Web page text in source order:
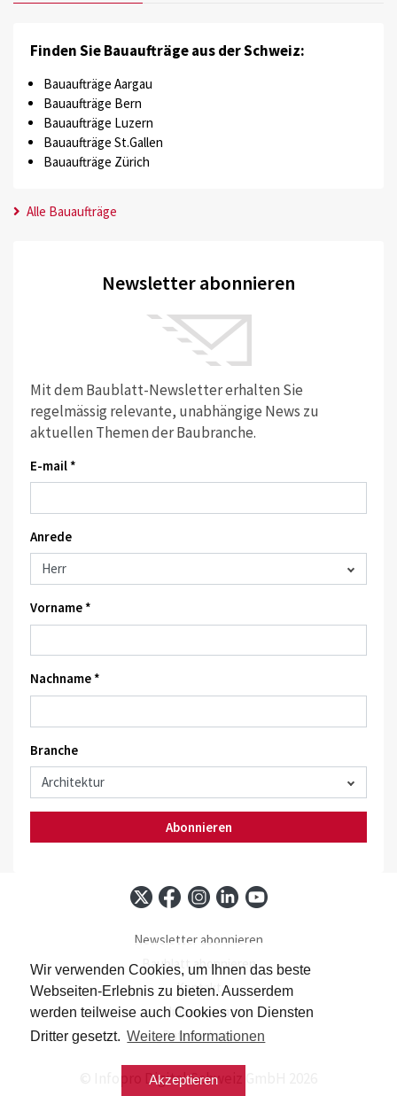
Wir verwenden Cookies, um Ihnen das beste
Webseiten-Erlebnis zu bieten. Ausserdem
werden teilweise auch Cookies von Diensten
Dritter gesetzt. Weitere Informationen
Akzeptieren
Finden Sie Bauaufträge aus der Schweiz:
Bauaufträge Aargau
Bauaufträge Bern
Bauaufträge Luzern
Bauaufträge St.Gallen
Bauaufträge Zürich
Alle Bauaufträge
Newsletter abonnieren
Mit dem Baublatt-Newsletter erhalten Sie
regelmässig relevante, unabhängige News zu
aktuellen Themen der Baubranche.
E-mail *
Anrede
Vorname *
Nachname *
Branche
Abonnieren
Newsletter abonnieren
Baublatt abonnieren
Kontakt
Impressum
Datenschutz
© Infopro Digital Schweiz GmbH 2026